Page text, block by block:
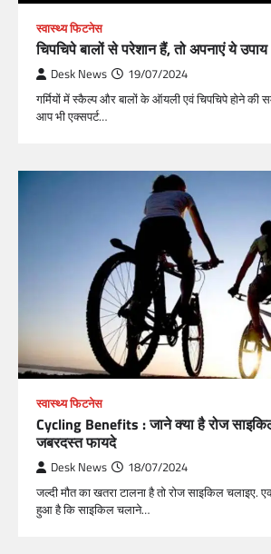
स्वास्थ्य फिटनेस
चिपचिपे बालों से परेशान हैं, तो अपनाएं ये उपाय
Desk News 19/07/2024
गर्मियों में स्‍कैल्‍प और बालों के ऑयली एवं चिपचिपे होने की
आप भी एक्‍सपर्ट…
स्वास्थ्य फिटनेस
Cycling Benefits : जाने क्या है रोज
जबरदस्त फायदे
Desk News 18/07/2024
जल्दी मौत का खतरा टालना है तो रोज साइकिल चलाइए.
हुआ है कि साइकिल चलाने…